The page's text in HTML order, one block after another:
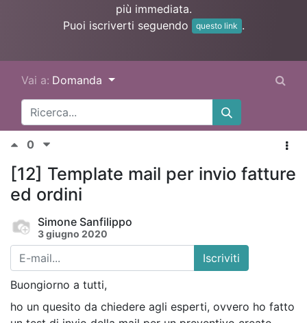
più immediata.
Puoi iscriverti seguendo
questo link .
Vai a: Domanda
0
[12] Template mail per invio fatture
ed ordini
Simone Sanfilippo
3 giugno 2020
Iscriviti
Buongiorno a tutti,
ho un quesito da chiedere agli esperti, ovvero ho fatto